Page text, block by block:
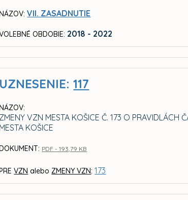
VII. ZASADNUTIE
OBDOBIE: 2018 - 2022
UZNESENIE:117
ZMENY VZN MESTA KOŠICE Č. 173 O PRAVIDLÁCH
MESTA KOŠICE
PDF - 193,79 KB
VZN aleboZMENY VZN: 173